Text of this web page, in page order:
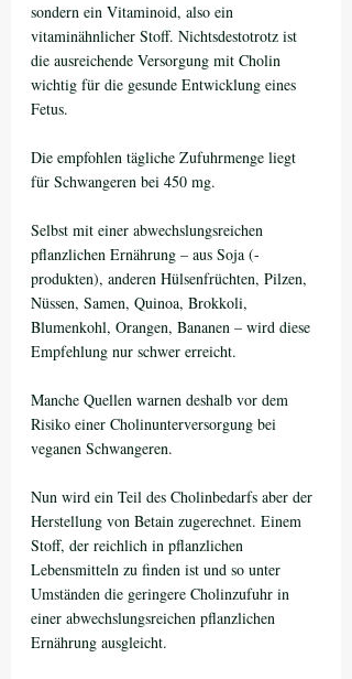
sondern ein Vitaminoid, also ein
vitaminähnlicher Stoff. Nichtsdestotrotz ist
die ausreichende Versorgung mit Cholin
wichtig für die gesunde Entwicklung eines
Fetus.
Die empfohlen tägliche Zufuhrmenge liegt
für Schwangeren bei 450 mg.
Selbst mit einer abwechslungsreichen
pflanzlichen Ernährung – aus Soja (-
produkten), anderen Hülsenfrüchten, Pilzen,
Nüssen, Samen, Quinoa, Brokkoli,
Blumenkohl, Orangen, Bananen – wird diese
Empfehlung nur schwer erreicht.
Manche Quellen warnen deshalb vor dem
Risiko einer Cholinunterversorgung bei
veganen Schwangeren.
Nun wird ein Teil des Cholinbedarfs aber der
Herstellung von Betain zugerechnet. Einem
Stoff, der reichlich in pflanzlichen
Lebensmitteln zu finden ist und so unter
Umständen die geringere Cholinzufuhr in
einer abwechslungsreichen pflanzlichen
Ernährung ausgleicht.